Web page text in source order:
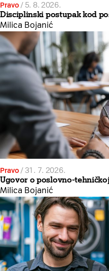
Pravo / 5. 8. 2026.
Disciplinski postupak kod
Milica Bojanić
Pravo / 31. 7. 2026.
Ugovor o poslovno-
Milica Bojanić